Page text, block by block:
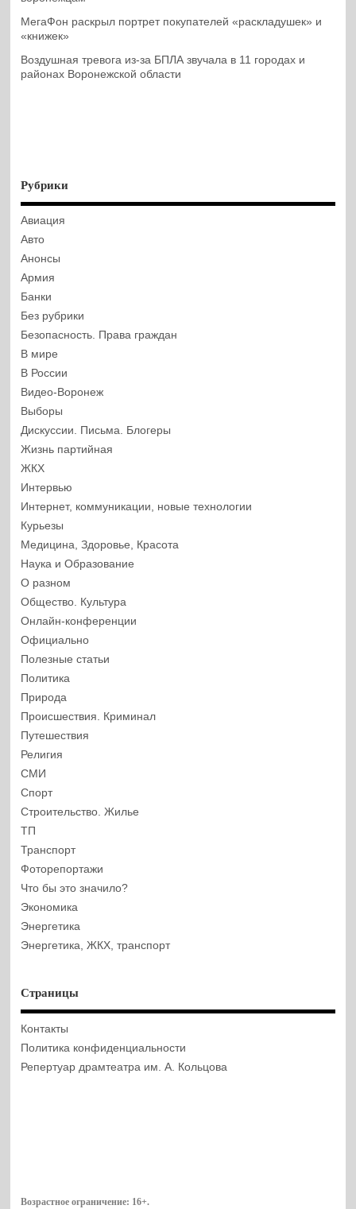
МегаФон раскрыл портрет покупателей «раскладушек» и
«книжек»
Воздушная тревога из-за БПЛА звучала в 11 городах и
районах Воронежской области
Рубрики
Авиация
Авто
Анонсы
Армия
Банки
Без рубрики
Безопасность. Права граждан
В мире
В России
Видео-Воронеж
Выборы
Дискуссии. Письма. Блогеры
Жизнь партийная
ЖКХ
Интервью
Интернет, коммуникации, новые технологии
Курьезы
Медицина, Здоровье, Красота
Наука и Образование
О разном
Общество. Культура
Онлайн-конференции
Официально
Полезные статьи
Политика
Природа
Происшествия. Криминал
Путешествия
Религия
СМИ
Спорт
Строительство. Жилье
ТП
Транспорт
Фоторепортажи
Что бы это значило?
Экономика
Энергетика
Энергетика, ЖКХ, транспорт
Страницы
Контакты
Политика конфиденциальности
Репертуар драмтеатра им. А. Кольцова
Возрастное ограничение: 16+.